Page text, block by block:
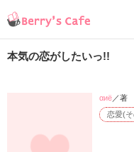
本気の恋がしたいっ!!
恋愛(
αиё／著